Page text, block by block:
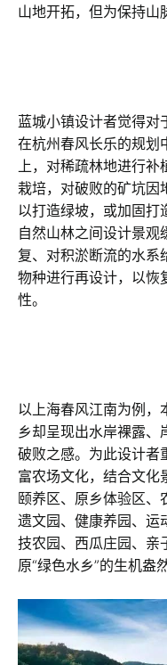
山地开拓，但为保持山
蓝城小镇设计者觉得对
在杭州春风长乐的规划
上，对稀疏林地进行
栽培，对破败的矿坑因
以打造绿坡，或加固打
自然山林之间设计景
复、对积淤断流的水系
物种进行再设计，以恢
性。
以上海春风江南为例，
乡却呈现出水岸裸露、
破败之感。为此设计者
富农场文化，结合文化
颐养区、原乡体验区、
遗文园、健康养园、运
技农园、西瓜庄园、亲
原“绿色水乡”的生机盎然